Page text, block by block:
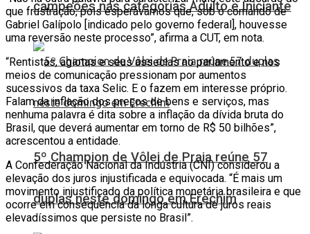
campeões nas categorias Adulto e Iniciante
5º Champion de Vôlei de Praia reúne 57
duplas neste domingo em Erechim
que frustração, pois esperávamos que, sob o comando de
Gabriel Galípolo [indicado pelo governo federal], houvesse
uma reversão neste processo”, afirma a CUT, em nota.
“Rentistas, agiotas e seus asseclas no parlamento e nos
meios de comunicação pressionam por aumentos
sucessivos da taxa Selic. E o fazem em interesse próprio.
Falam da inflação dos preços de bens e serviços, mas
nenhuma palavra é dita sobre a inflação da dívida bruta do
Brasil, que deverá aumentar em torno de R$ 50 bilhões”,
acrescentou a entidade.
A Confederação Nacional da Indústria (CNI) considerou a
elevação dos juros injustificada e equivocada. “É mais um
movimento injustificado da política monetária brasileira e que
ocorre em consequência da longa cultura de juros reais
elevadíssimos que persiste no Brasil”.